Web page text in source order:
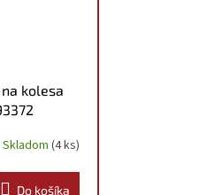
kolesa
Skladom (4 ks)
Do košíka